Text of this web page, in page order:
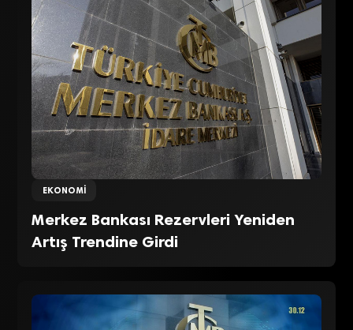
EKONOMI
Merkez Bankası Rezervleri Yeniden
Artış Trendine Girdi